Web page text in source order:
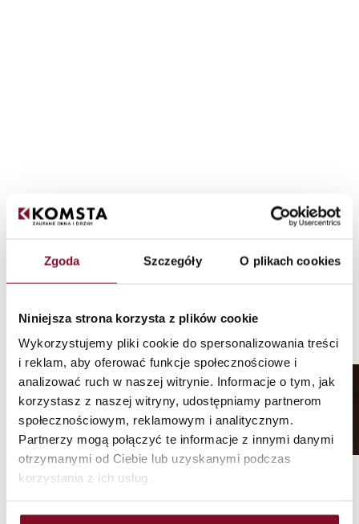
Zgoda Szczegóły O plikach cookies
Niniejsza strona korzysta z plików cookie
Wykorzystujemy pliki cookie do spersonalizowania treści
i reklam, aby oferować funkcje społecznościowe i
analizować ruch w naszej witrynie. Informacje o tym, jak
korzystasz z naszej witryny, udostępniamy partnerom
społecznościowym, reklamowym i analitycznym.
Partnerzy mogą połączyć te informacje z innymi danymi
otrzymanymi od Ciebie lub uzyskanymi podczas
korzystania z ich usług.
Domovská stránka príslušenstvo Kľučky dverí
Okenné rukoväte
Okenné rukoväte